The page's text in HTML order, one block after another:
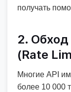
получать
2.
(Rate
Многие API
более 10 000